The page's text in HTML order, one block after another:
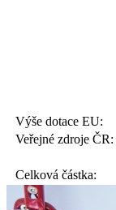
Výše dotace EU:
Veřejné zdroje ČR:
Celková částka: